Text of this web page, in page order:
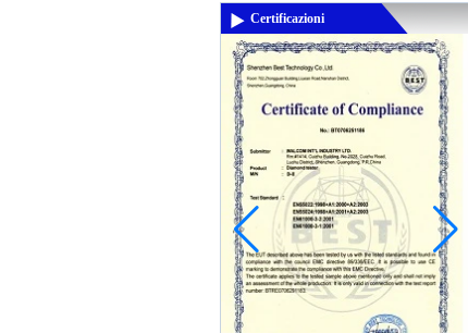
2 è la vostra scelta migliore nel giorno
di pioggia
La temperatura e umidità Meter HTC-2
è la vostra scelta migliore nel giorno di
pioggia In questo mese, è quasi
rainning in Cina, in questa stagione...
Nuovo prodotto: MD-6150 Digital
metropolitana Long Range Metal
Detector
MD-6150 Digital metropolitana Long
Range Metal DetectorCaratteristiche
Graphic ID di destinazione del cursore
(12 segmenti) Discrimination: Accetta /
...
Thermal imaging camera
Certificazioni